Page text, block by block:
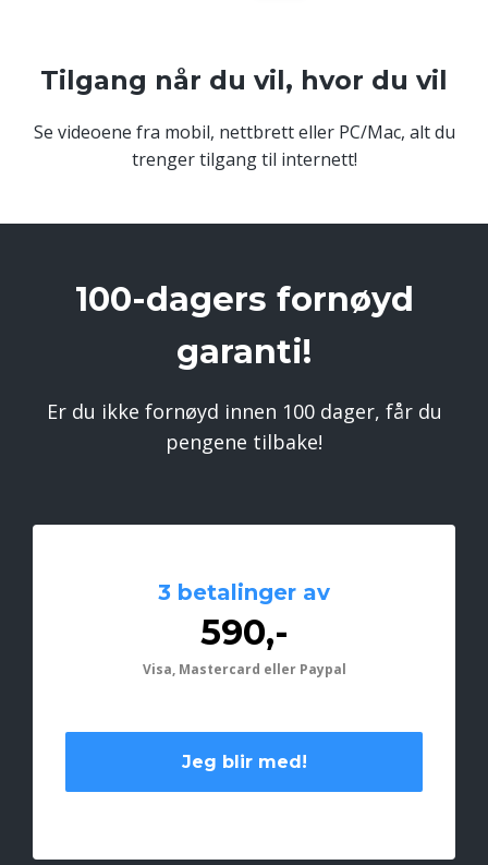
Tilgang når du vil, hvor du vil
Se videoene fra mobil, nettbrett eller PC/Mac, alt du
trenger tilgang til internett!
100-dagers fornøyd
garanti!
Er du ikke fornøyd innen 100 dager, får du
pengene tilbake!
3 betalinger av
590,-
Visa, Mastercard eller Paypal
Jeg blir med!